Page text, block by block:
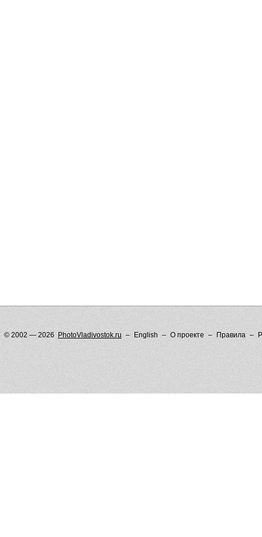
© 2002 — 2026 PhotoVladivostok.ru English О проекте Правила